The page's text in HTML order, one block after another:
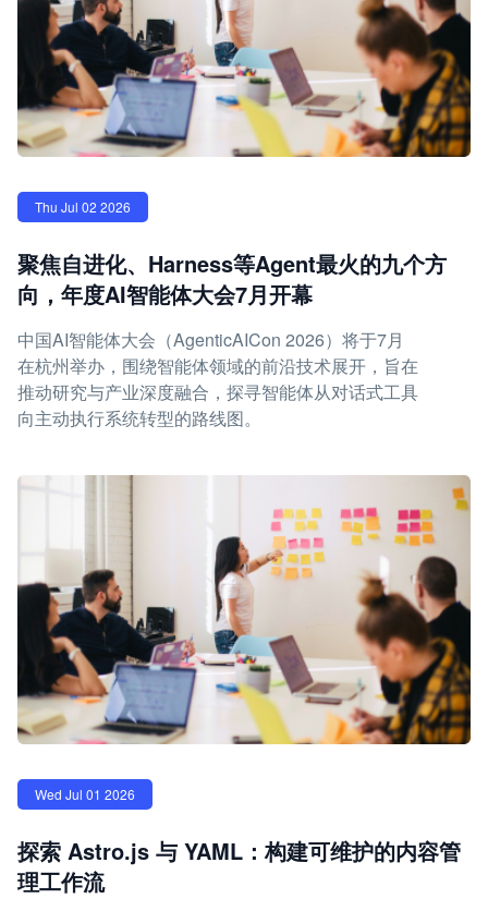
Thu Jul 02 2026
聚焦自进化、Harness等Agent最火的九个方
向，年度AI智能体大会7月开幕
中国AI智能体大会（AgenticAICon 2026）将于7月
在杭州举办，围绕智能体领域的前沿技术展开，旨在
推动研究与产业深度融合，探寻智能体从对话式工具
向主动执行系统转型的路线图。
Wed Jul 01 2026
探索 Astro.js 与 YAML：构建可维护的内容管
理工作流